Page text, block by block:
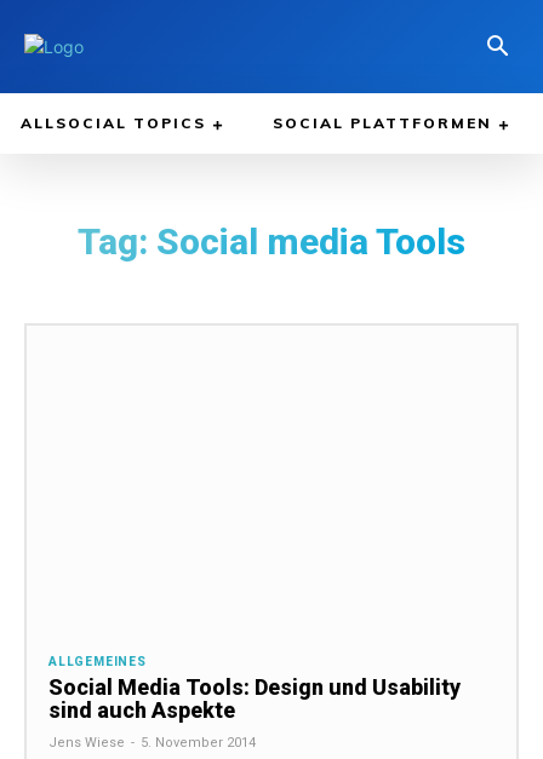
ALLSOCIAL TOPICS SOCIAL PLATTFORMEN
Tag: Social media Tools
ALLGEMEINES
Social Media Tools: Design und Usability
sind auch Aspekte
Jens Wiese - 5. November 2014